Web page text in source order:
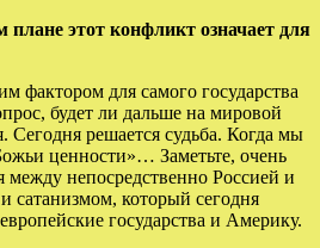
этот конфликт означает для
фактором для самого государства
будет ли дальше на мировой
Сегодня решается судьба. Когда мы
ценности»… Заметьте, очень
между непосредственно Россией и
который сегодня
государства и Америку.